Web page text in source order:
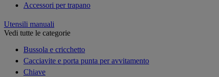
Accessori per trapano
Utensili manuali
Vedi tutte le categorie
Bussola e cricchetto
Cacciavite e porta punta per avvitamento
Chiave